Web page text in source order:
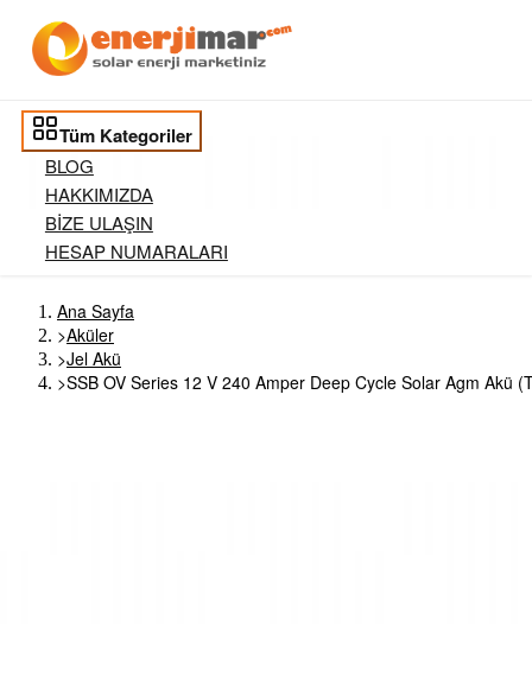
Tüm Kategoriler
BLOG
HAKKIMIZDA
BİZE ULAŞIN
HESAP NUMARALARI
Ana Sayfa
>Aküler
>Jel Akü
>SSB OV Series 12 V 240 Amper Deep Cycle Solar Agm Akü